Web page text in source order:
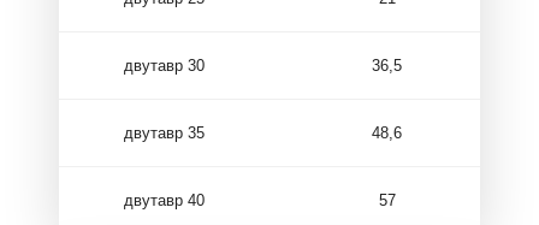
двутавр 30 36,5
двутавр 35 48,6
двутавр 40 57